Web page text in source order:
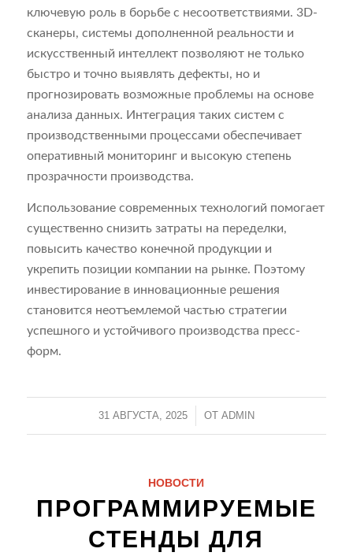
ключевую роль в борьбе с несоответствиями. 3D-
сканеры, системы дополненной реальности и
искусственный интеллект позволяют не только
быстро и точно выявлять дефекты, но и
прогнозировать возможные проблемы на основе
анализа данных. Интеграция таких систем с
производственными процессами обеспечивает
оперативный мониторинг и высокую степень
прозрачности производства.
Использование современных технологий помогает
существенно снизить затраты на переделки,
повысить качество конечной продукции и
укрепить позиции компании на рынке. Поэтому
инвестирование в инновационные решения
становится неотъемлемой частью стратегии
успешного и устойчивого производства пресс-
форм.
31 АВГУСТА, 2025
/ ОТ ADMIN
НОВОСТИ
ПРОГРАММИРУЕМЫЕ
СТЕНДЫ ДЛЯ